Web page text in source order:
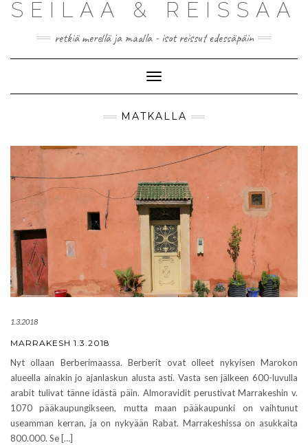
SEILAA & REISSAA
retkiä merellä ja maalla - isot reissut edessäpäin
Toggle
Navigation
MATKALLA
1.3.2018
MARRAKESH 1.3.2018
Nyt ollaan Berberimaassa. Berberit ovat olleet nykyisen Marokon
alueella ainakin jo ajanlaskun alusta asti. Vasta sen jälkeen 600-luvulla
arabit tulivat tänne idästä päin. Almoravidit perustivat Marrakeshin v.
1070 pääkaupungikseen, mutta maan pääkaupunki on vaihtunut
useamman kerran, ja on nykyään Rabat. Marrakeshissa on asukkaita
800.000. Se […]